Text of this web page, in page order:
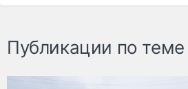
Публикации по теме